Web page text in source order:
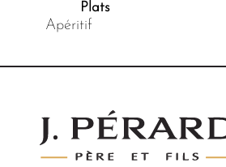
Plats
Apéritif